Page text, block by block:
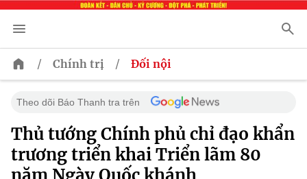
/ Chính trị / Đối nội
Theo dõi Báo Thanh tra trên
Thủ tướng Chính phủ chỉ đạo khẩn
trương triển khai Triển lãm 80